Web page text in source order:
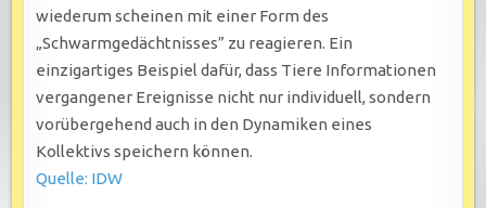
wiederum scheinen mit einer Form des
„Schwarmgedächtnisses” zu reagieren. Ein
einzigartiges Beispiel dafür, dass Tiere Informationen
vergangener Ereignisse nicht nur individuell, sondern
vorübergehend auch in den Dynamiken eines
Kollektivs speichern können.
Quelle: IDW